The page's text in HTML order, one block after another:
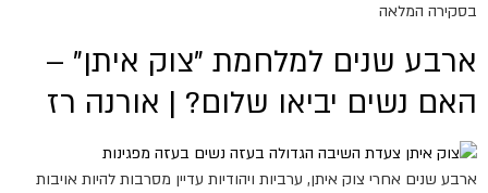
בסקירה המלאה
ארבע שנים למלחמת "צוק איתן" –
האם נשים יביאו שלום? | אורנה רז
ארבע שנים אחרי צוק איתן, ערביות ויהודיות עדיין מסרבות להיות אויבות